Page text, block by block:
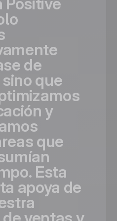
de
sino que
y
que
Esta
apoya de